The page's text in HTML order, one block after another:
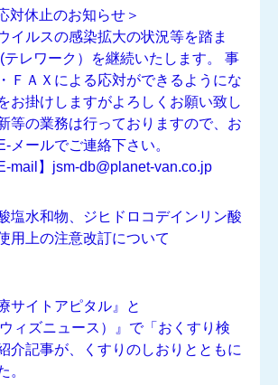
対休止のお知らせ＞
イルスの感染拡大の状況等を踏ま
テレワーク）を継続いたします。 事
ＦＡＸによる応対ができるようにな
お掛けしますがよろしくお願い致し
等の業務は行っておりますので、お
メールでご連絡下さい。
mail】jsm-db@planet-van.co.jp
塩水和物、ジヒドロコデインリン酸
用上の注意改訂について
サイトアピタル』
と
ィズニュース）』 で「おくすり検
介記事が、くすりのしおりとともに
。